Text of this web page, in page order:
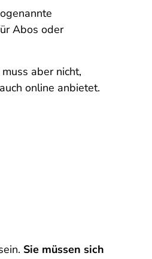
Abos oder
aber nicht,
online anbietet.
Sie müssen sich